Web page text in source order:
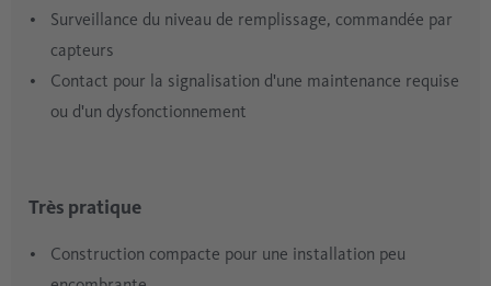
Surveillance du niveau de remplissage, commandée par
capteurs
Contact pour la signalisation d'une maintenance requise
ou d'un dysfonctionnement
Très pratique
Construction compacte pour une installation peu